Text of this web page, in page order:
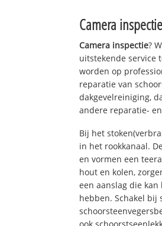
Camera inspectie
Camera inspectie?
uitstekende service
worden op
reparatie van
dakgevelreiniging,
andere reparatie-
Bij het
in het rookkanaal.
en vormen een
hout en kolen,
een aanslag die
hebben. Schakel
ook